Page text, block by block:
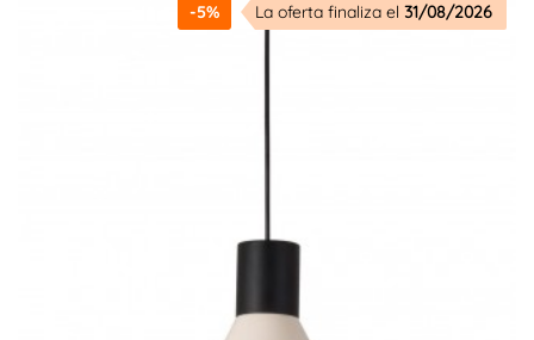
-5% La oferta finaliza el 31/08/2026